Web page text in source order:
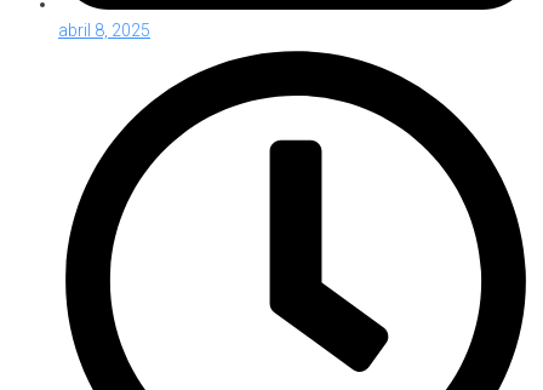
abril 8, 2025